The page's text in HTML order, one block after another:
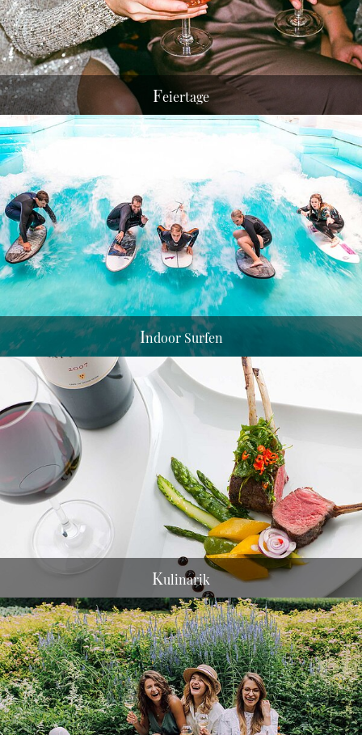
Feiertage
Indoor Surfen
Kulinarik